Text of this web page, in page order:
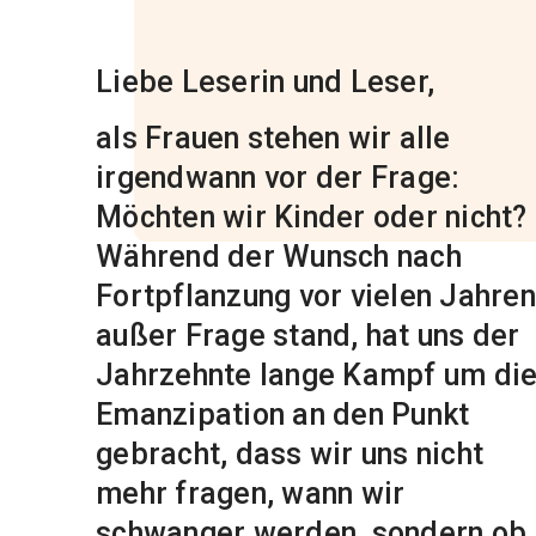
Liebe Leserin und Leser,
als Frauen stehen wir alle
irgendwann vor der Frage:
Möchten wir Kinder oder nicht?
Während der Wunsch nach
Fortpflanzung vor vielen Jahren
außer Frage stand, hat uns der
Jahrzehnte lange Kampf um
Emanzipation an den Punkt
gebracht, dass wir uns nicht
mehr fragen, wann wir